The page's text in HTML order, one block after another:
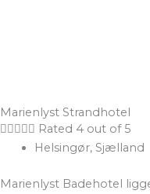
Marienlyst Strandhotel
 Rated 4 out of 5
Helsingør, Sjælland
Marienlyst Badehotel